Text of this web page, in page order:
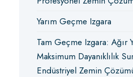
Yarım Geçme Izgara
Tam Geçme Izgara: Ağır
Maksimum Dayanıklılık
Endüstriyel Zemin